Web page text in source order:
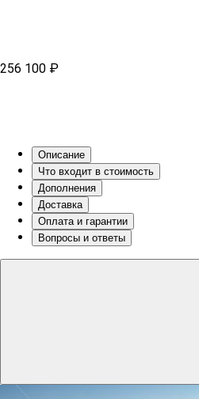
256 100 ₽
Описание
Что входит в стоимость
Дополнения
Доставка
Оплата и гарантии
Вопросы и ответы